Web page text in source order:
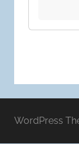
WordPress